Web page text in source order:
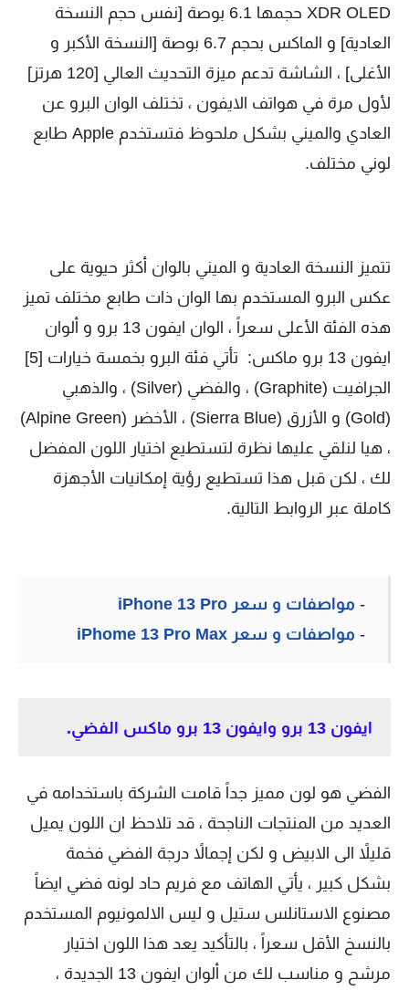
XDR OLED حجمها 6.1 بوصة [نفس حجم النسخة
العادية] و الماكس بحجم 6.7 بوصة [النسخة الأكبر و
الأغلى] ، الشاشة تدعم ميزة التحديث العالي [120 هرتز]
لأول مرة في هواتف الايفون ، تختلف الوان البرو عن
العادي والميني بشكل ملحوظ فتستخدم Apple طابع
لوني مختلف.
تتميز النسخة العادية و الميني بالوان أكثر حيوية على
عكس البرو المستخدم بها الوان ذات طابع مختلف تميز
هذه الفئة الأعلى سعراً ، الوان ايفون 13 برو و ألوان
ايفون 13 برو ماكس: تأتي فئة البرو بخمسة خيارات [5]
الجرافيت (Graphite) ، والفضي (Silver) ، والذهبي
(Gold) و الأزرق (Sierra Blue) ، الأخضر (Alpine Green)
، هيا لنلقي عليها نظرة لتستطيع اختيار اللون المفضل
لك ، لكن قبل هذا تستطيع رؤية إمكانيات الأجهزة
كاملة عبر الروابط التالية.
- مواصفات و سعر iPhone 13 Pro
- مواصفات و سعر iPhome 13 Pro Max
ايفون 13 برو وايفون 13 برو ماكس الفضي.
الفضي هو لون مميز جداً قامت الشركة باستخدامه في
العديد من المنتجات الناجحة ، قد تلاحظ ان اللون يميل
قليلاً الى الابيض و لكن إجمالاً درجة الفضي فخمة
بشكل كبير ، يأتي الهاتف مع فريم حاد لونه فضي ايضاً
مصنوع الاستانلس ستيل و ليس الالمونيوم المستخدم
بالنسخ الأقل سعراً ، بالتأكيد يعد هذا اللون اختيار
مرشح و مناسب لك من ألوان ايفون 13 الجديدة ،